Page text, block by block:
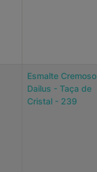
Esmalte Cremoso
Dailus - Taça de
Cristal - 239